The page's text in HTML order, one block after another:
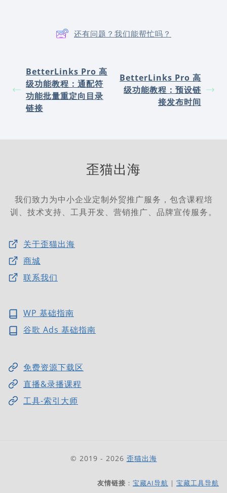
还有问题？我们能帮忙吗？
BetterLinks Pro 高
级功能教程：通配符
功能批量重定向目录
链接
BetterLinks Pro 高
级功能教程：预设链
接发布时间
歪猫出海
我们致力为中小企业定制外贸推广服务，包含课程培
训、技术支持、工具开发、营销推广、品牌宣传服务。
关于歪猫出海
商城
联系我们
WP 基础指南
谷歌 Ads 基础指南
免费资源下载区
直播&录播课程
工具-索引大师
© 2019 - 2026 歪猫出海
友情链接 ： 宝藏AI导航 | 宝藏工具导航